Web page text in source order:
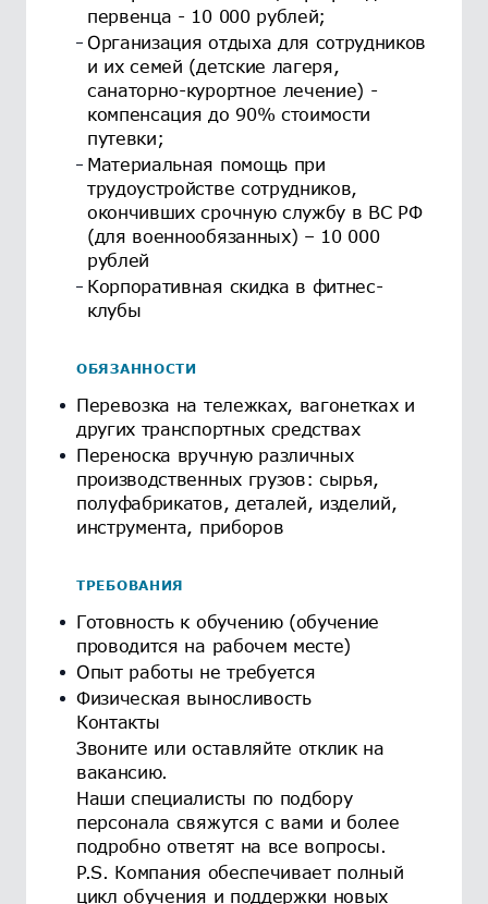
первенца - 10 000 рублей;
Организация отдыха для сотрудников
и их семей (детские лагеря,
санаторно-курортное лечение) -
компенсация до 90% стоимости
путевки;
Материальная помощь при
трудоустройстве сотрудников,
окончивших срочную службу в ВС РФ
(для военнообязанных) – 10 000
рублей
Корпоративная скидка в фитнес-
клубы
ОБЯЗАННОСТИ
Перевозка на тележках, вагонетках и
других транспортных средствах
Переноска вручную различных
производственных грузов: сырья,
полуфабрикатов, деталей, изделий,
инструмента, приборов
ТРЕБОВАНИЯ
Готовность к обучению (обучение
проводится на рабочем месте)
Опыт работы не требуется
Физическая выносливость
Контакты
Звоните или оставляйте отклик на
вакансию.
Наши специалисты по подбору
персонала свяжутся с вами и более
подробно ответят на все вопросы.
P.S. Компания обеспечивает полный
цикл обучения и поддержки новых